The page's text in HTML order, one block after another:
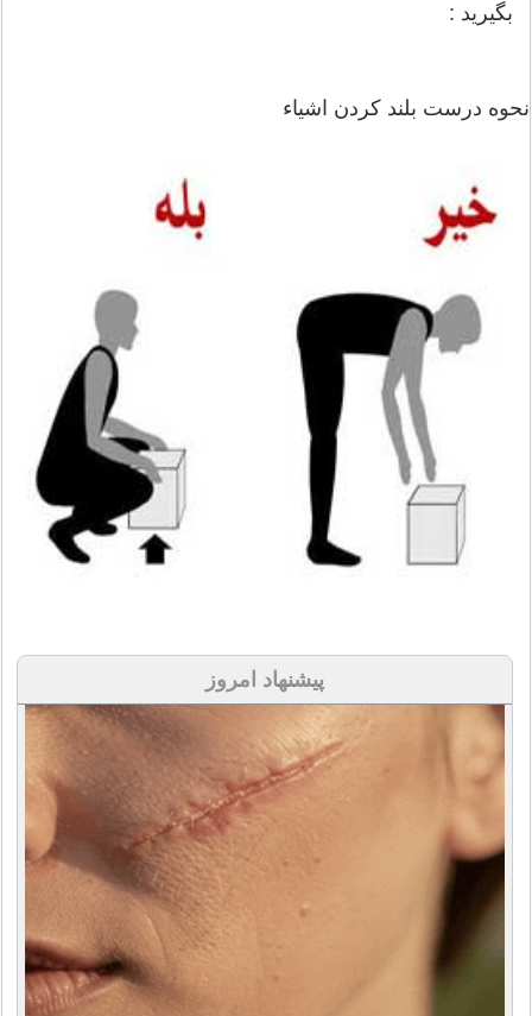
بگیرید :
نحوه درست بلند کردن اشیاء
پیشنهاد امروز